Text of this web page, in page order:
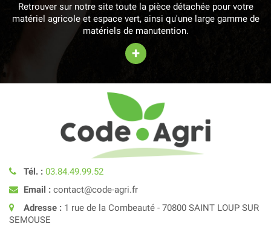
Retrouver sur notre site toute la pièce détachée pour votre
matériel agricole et espace vert, ainsi qu'une large gamme de
matériels de manutention.
+
Tél. : 03.84.49.99.52
Email : contact@code-agri.fr
Adresse : 1 rue de la Combeauté - 70800 SAINT LOUP SUR
SEMOUSE